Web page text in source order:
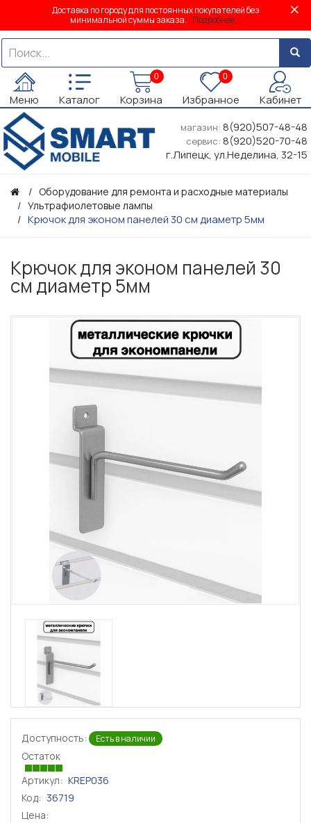
Доставка по городу для постоянных покупателей без
минимальной суммы заказа. Подробнее...
Меню Каталог
0
Корзина
0
Избранное Кабинет
магазин: 8(920)507-48-48
сервис: 8(920)520-70-48
г.Липецк, ул.Неделина, 32-15
Оборудование для ремонта и расходные материалы
Ультрафиолетовые лампы
Крючок для эконом панелей 30 см диаметр 5мм
Крючок для эконом панелей 30
см диаметр 5мм
Доступность: Есть в наличии
Остаток
Артикул: KREP036
Код: 36719
Цена: